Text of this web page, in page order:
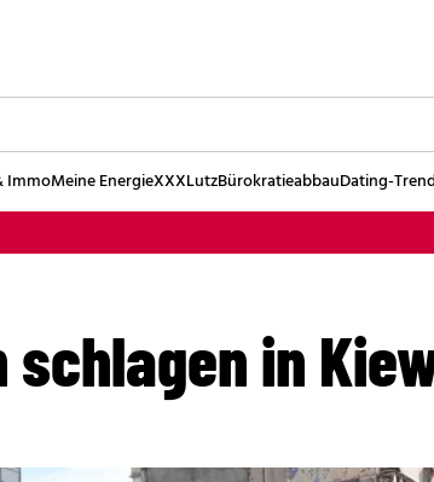
ImmoMeine EnergieXXXLutzBürokratieabbauDating-
schlagen in